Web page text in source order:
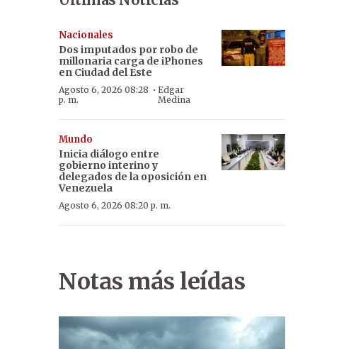
Nacionales
Dos imputados por robo de
millonaria carga de iPhones
en Ciudad del Este
Agosto 6, 2026 08:28
p. m.
· Edgar
Medina
Mundo
Inicia diálogo entre
gobierno interino y
delegados de la oposición en
Venezuela
Agosto 6, 2026 08:20 p. m.
Notas más leídas